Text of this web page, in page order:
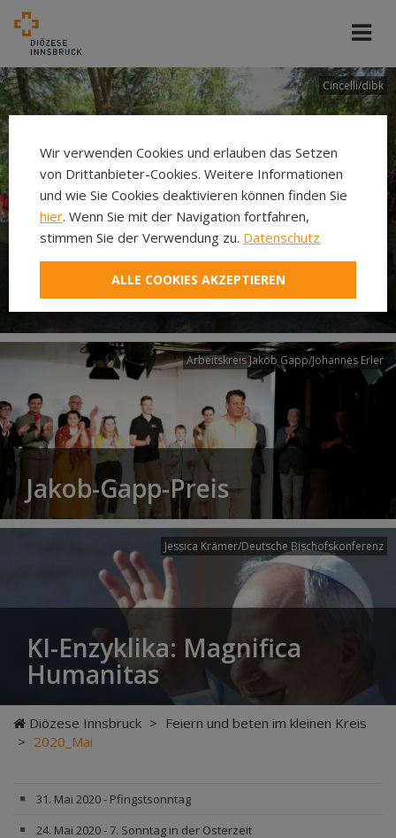
Cincelli/dibk
Neuer Pilgerweg Via
Laudato si’
Arbeitskreis Jakob Gapp/Johannes Erler
Jakob-Gapp-Preis
Jessica Krämer/Deutsche Bischofskonferenz
KI-Enzyklika: Magnifica
Humanitas
Diözese Innsbruck > Feiern und beten im kleinen Kreis
> 2020_Mai
31. Mai 2020 - Pfingstsonntag
24. Mai 2020 - 7. Sonntag in der Osterzeit
Wir verwenden Cookies und erlauben das Setzen
von Drittanbieter-Cookies. Weitere Informationen
und wie Sie Cookies deaktivieren können finden Sie
hier. Wenn Sie mit der Navigation fortfahren,
stimmen Sie der Verwendung zu. Datenschutz
ALLE COOKIES AKZEPTIEREN